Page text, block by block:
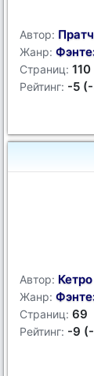
Автор:
Жанр:
Страниц: 110
Рейтинг: -5
Автор:
Жанр:
Страниц: 69
Рейтинг: -9